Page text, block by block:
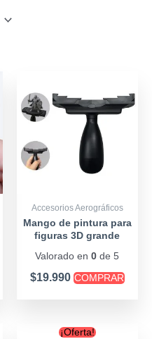
Accesorios Aerográficos
Mango de pintura para
figuras 3D grande
Valorado en0 de 5
$19.990 COMPRAR
¡Oferta!Original